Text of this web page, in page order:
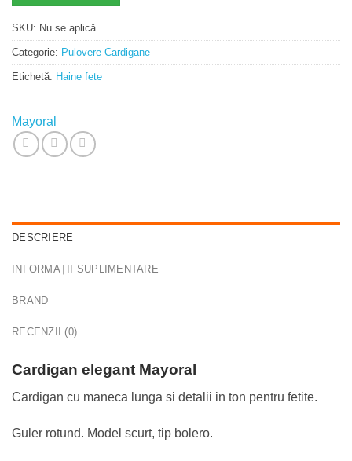
SKU: Nu se aplică
Categorie: Pulovere Cardigane
Etichetă: Haine fete
Mayoral
DESCRIERE
INFORMAȚII SUPLIMENTARE
BRAND
RECENZII (0)
Cardigan elegant Mayoral
Cardigan cu maneca lunga si detalii in ton pentru fetite.
Guler rotund. Model scurt, tip bolero.